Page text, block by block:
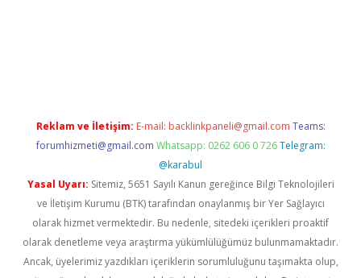
Reklam ve İletişim: E-mail: backlinkpaneli@gmail.com Teams:
forumhizmeti@gmail.com Whatsapp: 0262 606 0 726 Telegram:
@karabul
Yasal Uyarı: Sitemiz, 5651 Sayılı Kanun gereğince Bilgi Teknolojileri
ve İletişim Kurumu (BTK) tarafından onaylanmış bir Yer Sağlayıcı
olarak hizmet vermektedir. Bu nedenle, sitedeki içerikleri proaktif
olarak denetleme veya araştırma yükümlülüğümüz bulunmamaktadır.
Ancak, üyelerimiz yazdıkları içeriklerin sorumluluğunu taşımakta olup,